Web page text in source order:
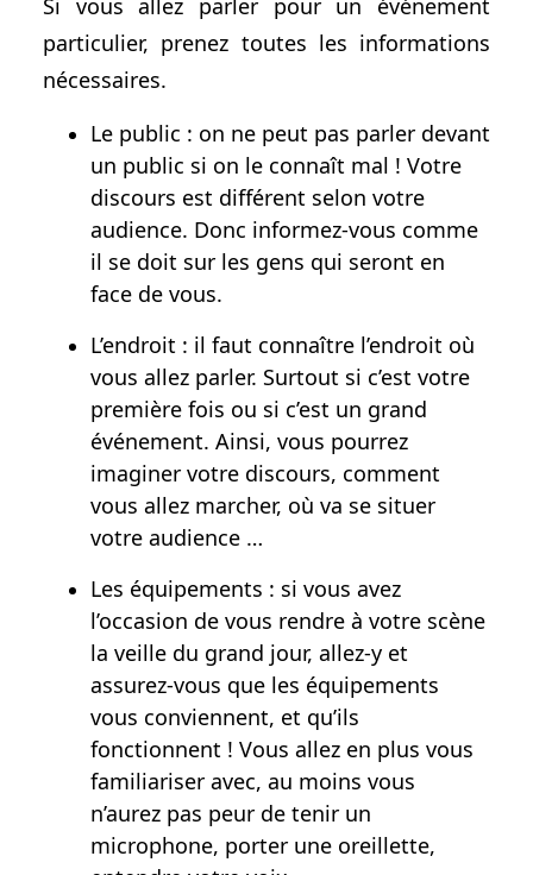
Si vous allez parler pour un événement
particulier, prenez toutes les informations
nécessaires.
Le public : on ne peut pas parler devant
un public si on le connaît mal ! Votre
discours est différent selon votre
audience. Donc informez-vous comme
il se doit sur les gens qui seront en
face de vous.
L’endroit : il faut connaître l’endroit où
vous allez parler. Surtout si c’est votre
première fois ou si c’est un grand
événement. Ainsi, vous pourrez
imaginer votre discours, comment
vous allez marcher, où va se situer
votre audience …
Les équipements : si vous avez
l’occasion de vous rendre à votre scène
la veille du grand jour, allez-y et
assurez-vous que les équipements
vous conviennent, et qu’ils
fonctionnent ! Vous allez en plus vous
familiariser avec, au moins vous
n’aurez pas peur de tenir un
microphone, porter une oreillette,